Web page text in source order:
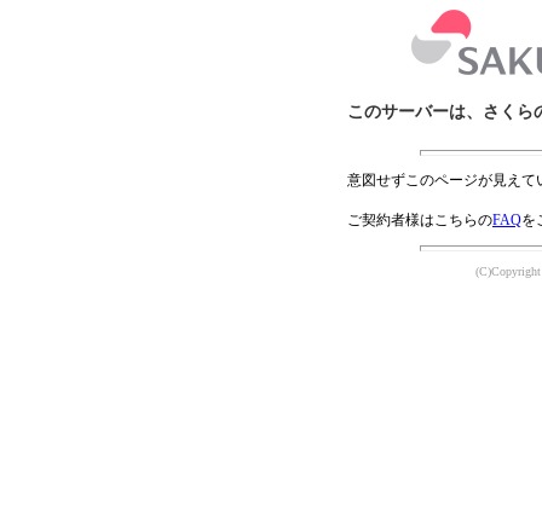
このサーバーは、さくら
意図せずこのページが見え
ご契約者様はこちらのFAQを